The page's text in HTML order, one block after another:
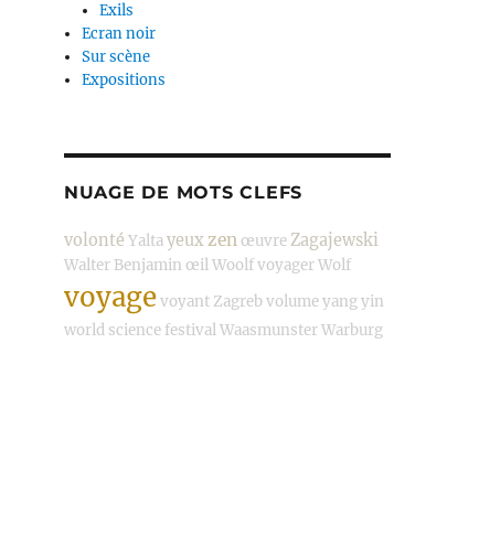
Exils
Ecran noir
Sur scène
Expositions
NUAGE DE MOTS CLEFS
volonté Yaltayeuxzen œuvreZagajewski
Walter Benjamin œilWoolfvoyagerWolf
voyage voyant Zagrebvolumeyangyin
world science festivalWaasmunsterWarburg